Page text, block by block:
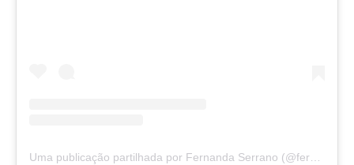
Uma publicação partilhada por Fernanda Serrano (@fernandaserranooficial)